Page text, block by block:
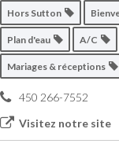
Hors Sutton
Plan d'eau A/C
Mariages & réceptions
450 266-7552
Visitez notre site